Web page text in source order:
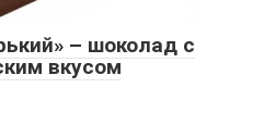
– шоколад с
вкусом